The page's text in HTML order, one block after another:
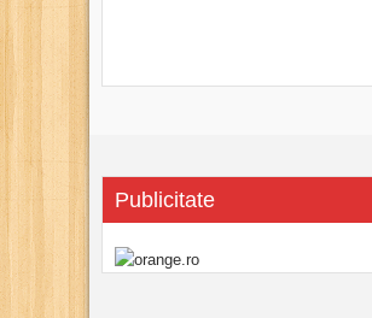
Publicitate